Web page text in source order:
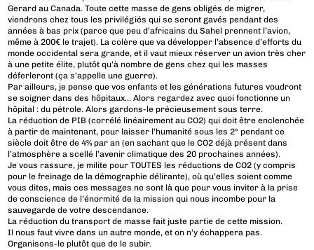
Gerard au Canada. Toute cette masse de gens obligés de migrer,
viendrons chez tous les privilégiés qui se seront gavés pendant des
années à bas prix (parce que peu d’africains du Sahel prennent l’avion,
même à 200€ le trajet). La colère que va développer l’absence d’efforts du
monde occidental sera grande, et il vaut mieux réserver un avion très cher
à une petite élite, plutôt qu’à nombre de gens chez qui les masses
déferleront (ça s’appelle une guerre).
Par ailleurs, je pense que vos enfants et les générations futures voudront
se soigner dans des hôpitaux… Alors regardez avec quoi fonctionne un
hôpital : du pétrole. Alors gardons-le précieusement sous terre.
La réduction de PIB (corrélé linéairement au CO2) qui doit être enclenchée
à partir de maintenant, pour laisser l’humanité sous les 2° pendant ce
siècle doit être de 4% par an (en sachant que le CO2 déjà présent dans
l’atmosphère a scellé l’avenir climatique des 20 prochaines années).
Je vous rassure, je milite pour TOUTES les réductions de CO2 (y compris
pour le freinage de la démographie délirante), où qu’elles soient comme
vous dites, mais ces messages ne sont là que pour vous inviter à la prise
de conscience de l’énormité de la mission qui nous incombe pour la
sauvegarde de votre descendance.
La réduction du transport de masse fait juste partie de cette mission.
Il nous faut vivre dans un autre monde, et on n’y échappera pas.
Organisons-le plutôt que de le subir.